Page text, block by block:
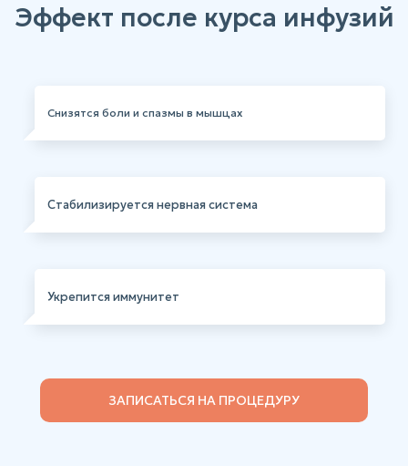
Эффект после курса инфузий
Снизятся боли и спазмы в мышцах
Стабилизируется нервная система
Укрепится иммунитет
ЗАПИСАТЬСЯ НА ПРОЦЕДУРУ